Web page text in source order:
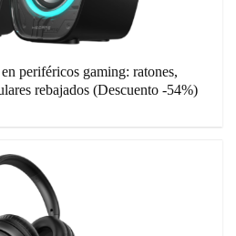
periféricos gaming: ratones,
rebajados (Descuento -54%)